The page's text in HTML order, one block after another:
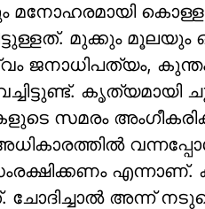
മുക്കും മൂലയും
ജനാധിപത്യം,
സമരം
എന്നാണ്.
ചോദിച്ചാല്‍ അന്ന്